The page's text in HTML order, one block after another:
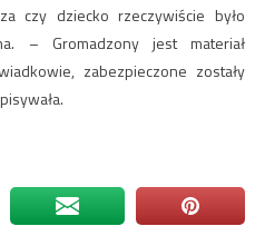
czy dziecko rzeczywiście było
– Gromadzony jest materiał
zabezpieczone zostały